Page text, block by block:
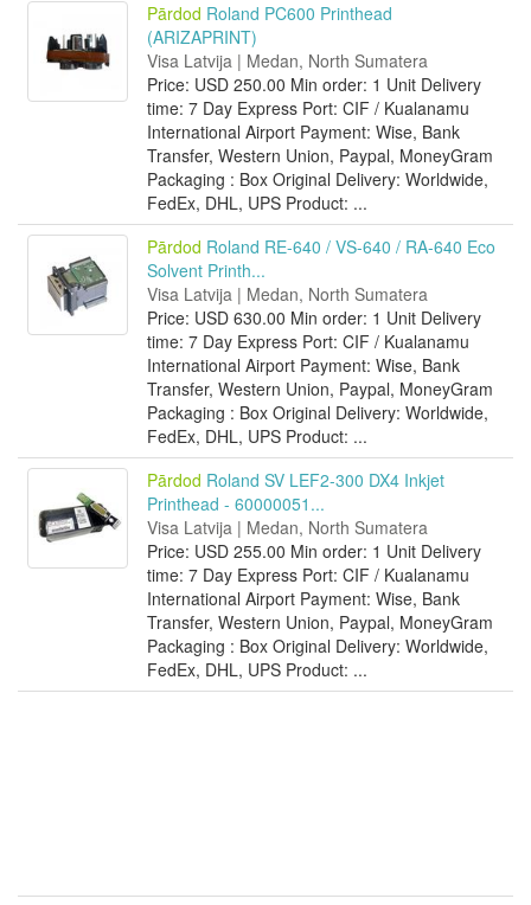
Pārdod Roland PC600 Printhead
(ARIZAPRINT)
Visa Latvija | Medan, North Sumatera
Price: USD 250.00 Min order: 1 Unit Delivery
time: 7 Day Express Port: CIF / Kualanamu
International Airport Payment: Wise, Bank
Transfer, Western Union, Paypal, MoneyGram
Packaging : Box Original Delivery: Worldwide,
FedEx, DHL, UPS Product: ...
Pārdod Roland RE-640 / VS-640 / RA-640 Eco
Solvent Printh...
Visa Latvija | Medan, North Sumatera
Price: USD 630.00 Min order: 1 Unit Delivery
time: 7 Day Express Port: CIF / Kualanamu
International Airport Payment: Wise, Bank
Transfer, Western Union, Paypal, MoneyGram
Packaging : Box Original Delivery: Worldwide,
FedEx, DHL, UPS Product: ...
Pārdod Roland SV LEF2-300 DX4 Inkjet
Printhead - 60000051...
Visa Latvija | Medan, North Sumatera
Price: USD 255.00 Min order: 1 Unit Delivery
time: 7 Day Express Port: CIF / Kualanamu
International Airport Payment: Wise, Bank
Transfer, Western Union, Paypal, MoneyGram
Packaging : Box Original Delivery: Worldwide,
FedEx, DHL, UPS Product: ...